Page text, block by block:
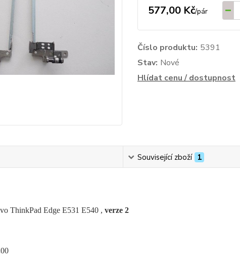
577,00 Kč/pár
Číslo produktu: 5391
Stav: Nové
Hlídat cenu / dostupnost
Související zboží 1
ThinkPad Edge E531 E540 , verze 2